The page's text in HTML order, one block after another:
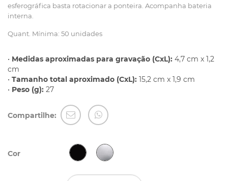
esferográfica basta rotacionar a ponteira. Acompanha bateria
interna.
Quant. Mínima: 50 unidades
• Medidas aproximadas para gravação (CxL): 4,7 cm x 1,2
cm
• Tamanho total aproximado (CxL): 15,2 cm x 1,9 cm
• Peso (g): 27
Compartilhe:
Cor